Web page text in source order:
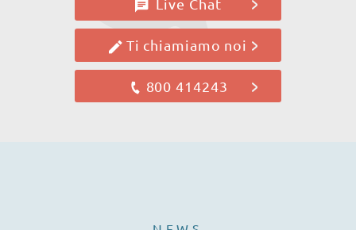
Live Chat
Ti chiamiamo noi
800 414243